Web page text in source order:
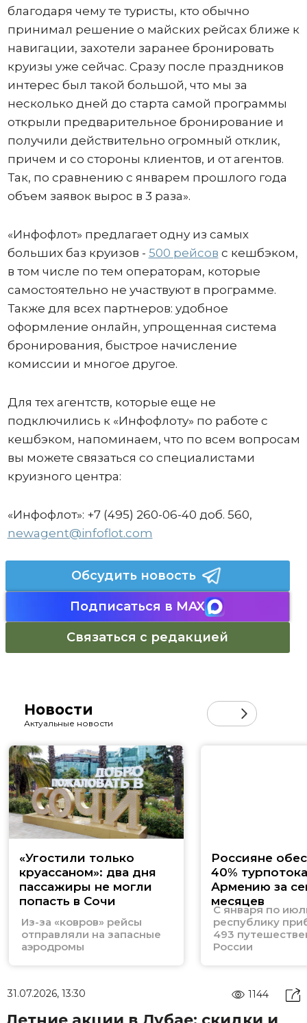
благодаря чему те туристы, кто обычно
принимал решение о майских рейсах ближе к
навигации, захотели заранее бронировать
круизы уже сейчас. Сразу после праздников
интерес был такой большой, что мы за
несколько дней до старта самой программы
открыли предварительное бронирование и
получили действительно огромный отклик,
причем и со стороны клиентов, и от агентов.
Так, по сравнению с январем прошлого года
объем заявок вырос в 3 раза».
«Инфофлот» предлагает одну из самых
больших баз круизов - 500 рейсов с кешбэком,
в том числе по тем операторам, которые
самостоятельно не участвуют в программе.
Также для всех партнеров: удобное
оформление онлайн, упрощенная система
бронирования, быстрое начисление
комиссии и многое другое.
Для тех агентств, которые еще не
подключились к «Инфофлоту» по работе с
кешбэком, напоминаем, что по всем вопросам
вы можете связаться со специалистами
круизного центра:
«Инфофлот»: +7 (495) 260-06-40 доб. 560,
newagent@infoflot.com
Обсудить новость
Подписаться в MAX
Связаться с редакцией
Новости
Актуальные новости
«Угостили только
круассаном»: два дня
пассажиры не могли
попасть в Сочи
Из-за «ковров» рейсы
отправляли на запасные
аэродромы
Россияне
40%
Армению за
месяцев
С января по
республику
493
России
31.07.2026, 13:30 1144